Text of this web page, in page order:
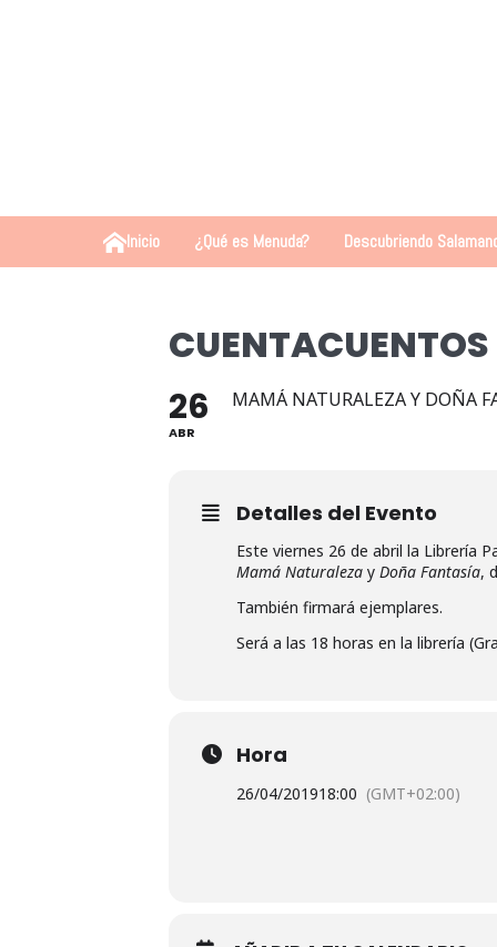
Inicio ¿Qué es Menuda? Descubriendo
CUENTACUENTOS
26
ABR
MAMÁ NATURALEZA Y DOÑA
Detalles del Evento
Este viernes 26 de abril la Librería
Mamá Naturaleza y Doña Fantasía,
También firmará ejemplares.
Será a las 18 horas en la librería
Hora
26/04/201918:00 (GMT+02:00)